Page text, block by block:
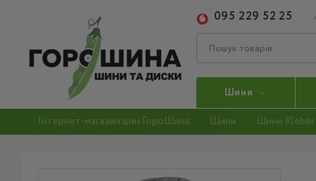
095 229 52 25
Шини
Інтернет-магазин шин ГороШина Шини Шини Kleber